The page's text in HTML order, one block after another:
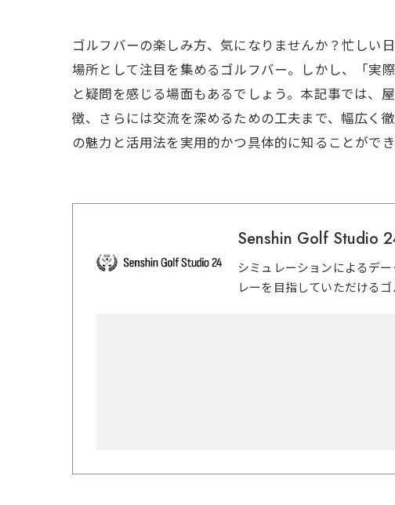
ゴルフバーの楽しみ方、気になりませんか？忙しい
場所として注目を集めるゴルフバー。しかし、「実
と疑問を感じる場面もあるでしょう。本記事では、
徴、さらには交流を深めるための工夫まで、幅広く
の魅力と活用法を実用的かつ具体的に知ることができ
Senshin Golf Studio
シミュレーションによるデ
レーを目指していただける